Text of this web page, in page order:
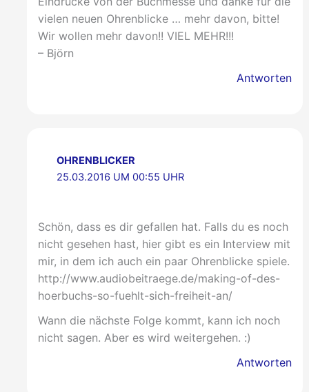
vielen neuen Ohrenblicke … mehr davon, bitte!
Wir wollen mehr davon!! VIEL MEHR!!!
– Björn
Antworten
OHRENBLICKER
25.03.2016 UM 00:55 UHR
Schön, dass es dir gefallen hat. Falls du es noch
nicht gesehen hast, hier gibt es ein Interview mit
mir, in dem ich auch ein paar Ohrenblicke spiele.
http://www.audiobeitraege.de/making-of-des-
hoerbuchs-so-fuehlt-sich-freiheit-an/
Wann die nächste Folge kommt, kann ich noch
nicht sagen. Aber es wird weitergehen. :)
Antworten